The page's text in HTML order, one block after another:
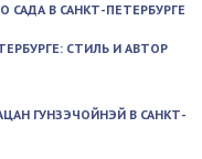
САДА В САНКТ-ПЕТЕРБУРГЕ
СТИЛЬ И АВТОР
ГУНЗЭЧОЙНЭЙ В САНКТ-